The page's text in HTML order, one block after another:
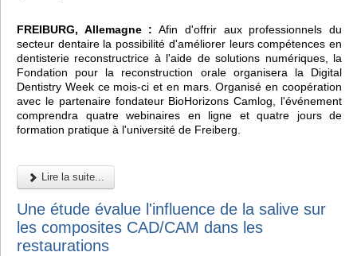
FREIBURG, Allemagne : Afin d'offrir aux professionnels du
secteur dentaire la possibilité d'améliorer leurs compétences en
dentisterie reconstructrice à l'aide de solutions numériques, la
Fondation pour la reconstruction orale organisera la Digital
Dentistry Week ce mois-ci et en mars. Organisé en coopération
avec le partenaire fondateur BioHorizons Camlog, l'événement
comprendra quatre webinaires en ligne et quatre jours de
formation pratique à l'université de Freiberg.
Lire la suite...
Une étude évalue l'influence de la salive sur
les composites CAD/CAM dans les
restaurations